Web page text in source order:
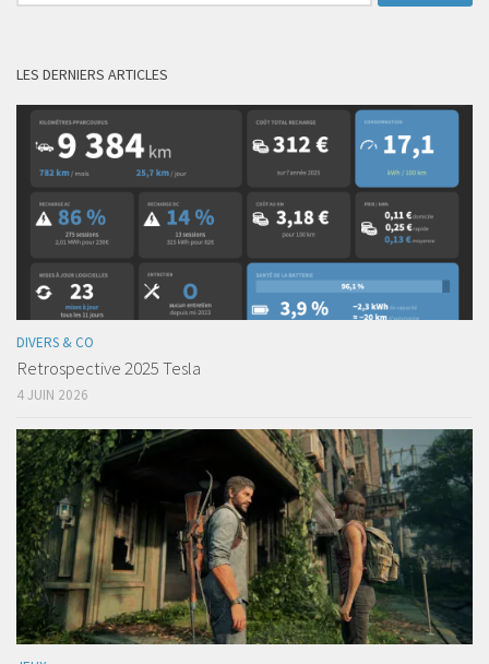
LES DERNIERS ARTICLES
DIVERS & CO
Retrospective 2025 Tesla
4 JUIN 2026